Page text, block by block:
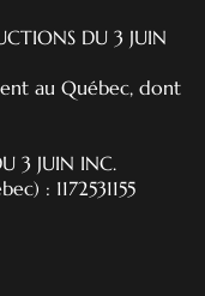
DU 3 JUIN
au Québec, dont
3 JUIN INC.
: 1172531155